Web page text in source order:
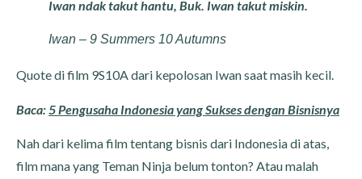
Iwan ndak takut hantu, Buk. Iwan takut miskin.
Iwan – 9 Summers 10 Autumns
Quote di film 9S10A dari kepolosan Iwan saat masih kecil.
Baca: 5 Pengusaha Indonesia yang Sukses dengan Bisnisnya
Nah dari kelima film tentang bisnis dari Indonesia di atas,
film mana yang Teman Ninja belum tonton? Atau malah